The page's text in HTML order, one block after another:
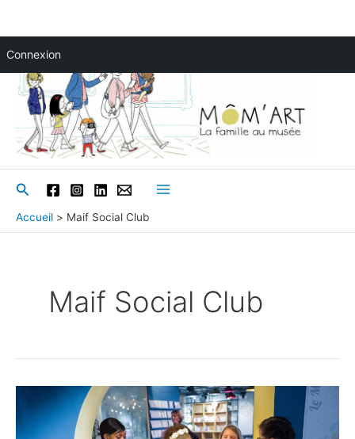
Connexion
contenu
Rechercher
Menu
Accueil Maif Social Club
Maif Social Club